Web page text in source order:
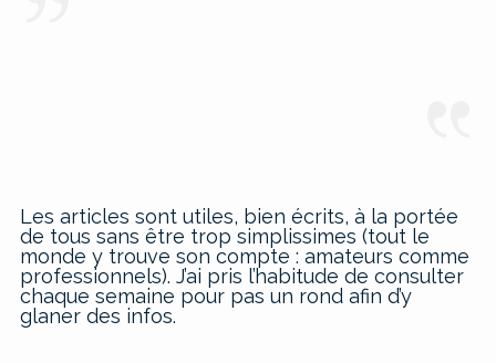
Les articles sont utiles, bien écrits, à la portée
de tous sans être trop simplissimes (tout le
monde y trouve son compte : amateurs comme
professionnels). J’ai pris l’habitude de consulter
chaque semaine pour pas un rond afin d’y
glaner des infos.